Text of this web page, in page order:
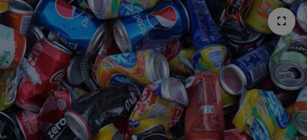
BİLİM-TEKNOLOJİ
SAĞLIK
FOTO GALERİ
VIDEO GALERİ
ALGEMENE VOORWAARDEN
Haber Arşivi